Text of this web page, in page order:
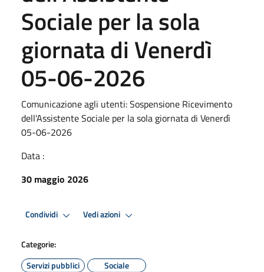
Sociale per la sola
giornata di Venerdì
05-06-2026
Comunicazione agli utenti: Sospensione Ricevimento
dell'Assistente Sociale per la sola giornata di Venerdì
05-06-2026
Data :
30 maggio 2026
Condividi Vedi azioni
Categorie:
Servizi pubblici
Sociale